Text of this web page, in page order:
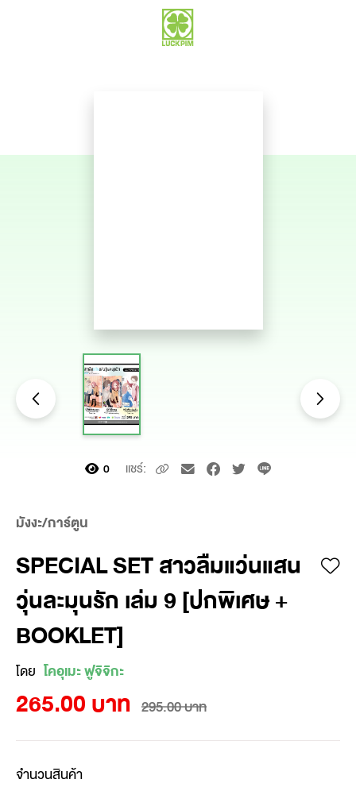
0 แชร์:
มังงะ/การ์ตูน
SPECIAL SET สาวลืมแว่นแสน
วุ่นละมุนรัก เล่ม 9 [ปกพิเศษ +
BOOKLET]
โดย โคอุเมะ ฟูจิจิกะ
265.00 บาท 295.00 บาท
จำนวนสินค้า